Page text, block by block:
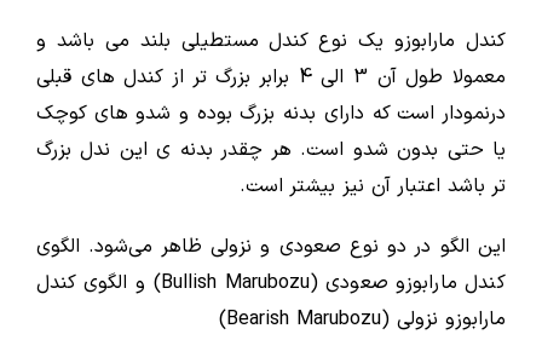
کندل مارابوزو یک نوع کندل مستطیلی بلند می باشد و
معمولا طول آن 3 الی 4 برابر بزرگ تر از کندل های قبلی
درنمودار است که دارای بدنه بزرگ بوده و شدو های کوچک
یا حتی بدون شدو است. هر چقدر بدنه ی این ندل بزرگ
تر باشد اعتبار آن نیز بیشتر است.
این الگو در دو نوع صعودی و نزولی ظاهر می‌شود. الگوی
کندل مارابوزو صعودی (Bullish Marubozu) و الگوی کندل
مارابوزو نزولی (Bearish Marubozu)